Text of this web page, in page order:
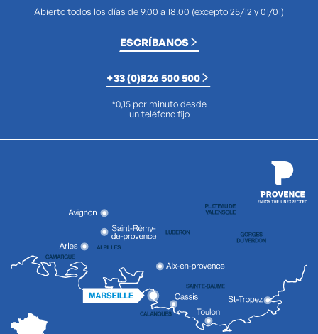
Abierto todos los días de 9.00 a 18.00 (excepto 25/12 y 01/01)
ESCRÍBANOS
+33 (0)826 500 500
*0,15 por minuto desde
un teléfono fijo